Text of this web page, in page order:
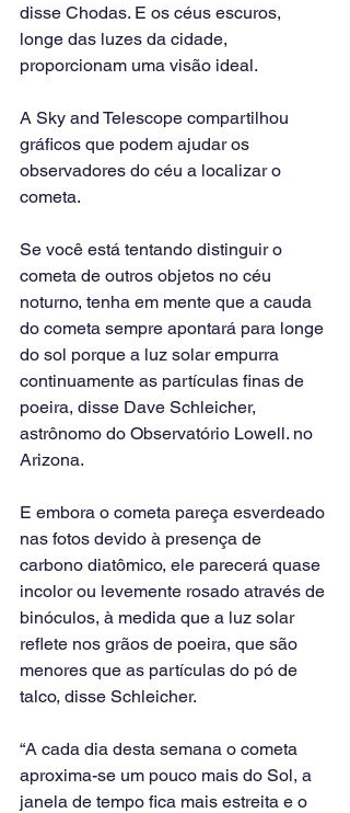
disse Chodas. E os céus escuros,
longe das luzes da cidade,
proporcionam uma visão ideal.
A Sky and Telescope compartilhou
gráficos que podem ajudar os
observadores do céu a localizar o
cometa.
Se você está tentando distinguir o
cometa de outros objetos no céu
noturno, tenha em mente que a cauda
do cometa sempre apontará para longe
do sol porque a luz solar empurra
continuamente as partículas finas de
poeira, disse Dave Schleicher,
astrônomo do Observatório Lowell. no
Arizona.
E embora o cometa pareça esverdeado
nas fotos devido à presença de
carbono diatômico, ele parecerá quase
incolor ou levemente rosado através de
binóculos, à medida que a luz solar
reflete nos grãos de poeira, que são
menores que as partículas do pó de
talco, disse Schleicher.
“A cada dia desta semana o cometa
aproxima-se um pouco mais do Sol, a
janela de tempo fica mais estreita e o